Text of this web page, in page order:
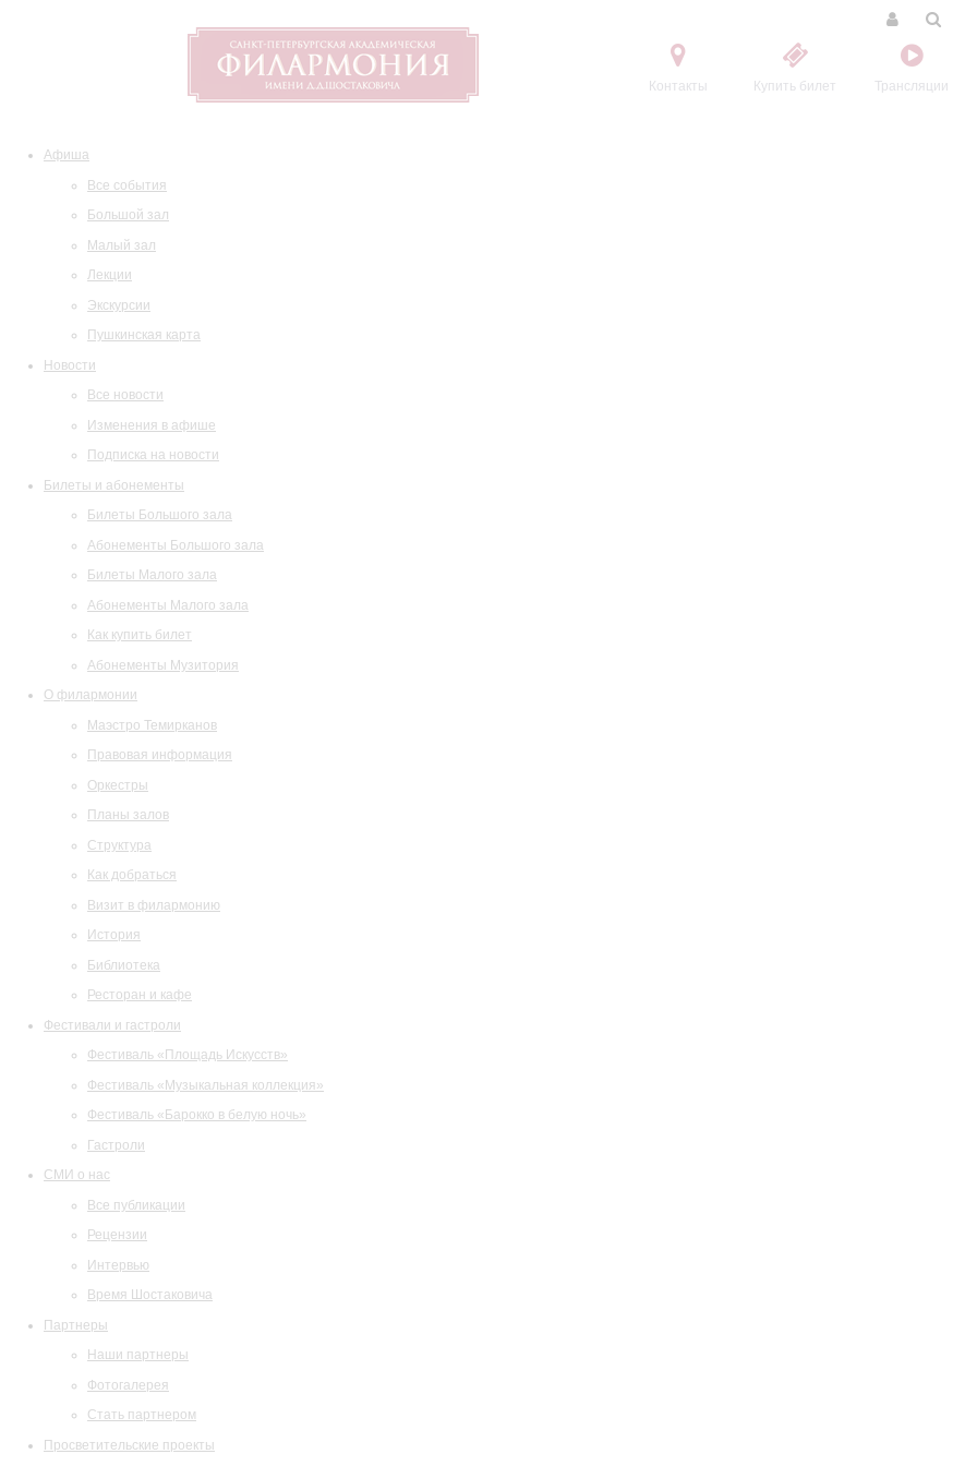
Контакты Купить билет Трансляции
Афиша
Все события
Большой зал
Малый зал
Лекции
Экскурсии
Пушкинская карта
Новости
Все новости
Изменения в афише
Подписка на новости
Билеты и абонементы
Билеты Большого зала
Абонементы Большого зала
Билеты Малого зала
Абонементы Малого зала
Как купить билет
Абонементы Музитория
О филармонии
Маэстро Темирканов
Правовая информация
Оркестры
Планы залов
Структура
Как добраться
Визит в филармонию
История
Библиотека
Ресторан и кафе
Фестивали и гастроли
Фестиваль «Площадь Искусств»
Фестиваль «Музыкальная коллекция»
Фестиваль «Барокко в белую ночь»
Гастроли
СМИ о нас
Все публикации
Рецензии
Интервью
Время Шостаковича
Партнеры
Наши партнеры
Фотогалерея
Стать партнером
Просветительские проекты